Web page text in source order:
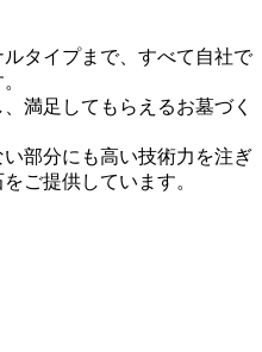
タイプまで、すべて自社で
満足してもらえるお墓づく
部分にも高い技術力を注ぎ
ご提供しています。